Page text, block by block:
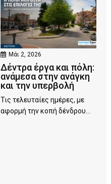
Μάι 2, 2026
Δέντρα έργα και πόλη:
ανάμεσα στην ανάγκη
και την υπερβολή
Τις τελευταίες ημέρες, με
αφορμή την κοπή δένδρου...